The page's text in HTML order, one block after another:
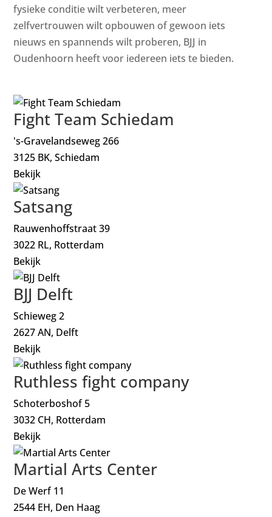
fysieke conditie wilt verbeteren, meer
zelfvertrouwen wilt opbouwen of gewoon iets
nieuws en spannends wilt proberen, BJJ in
Oudenhoorn heeft voor iedereen iets te bieden.
Fight Team Schiedam
's-Gravelandseweg 266
3125 BK, Schiedam
Bekijk
Satsang
Rauwenhoffstraat 39
3022 RL, Rotterdam
Bekijk
BJJ Delft
Schieweg 2
2627 AN, Delft
Bekijk
Ruthless fight company
Schoterboshof 5
3032 CH, Rotterdam
Bekijk
Martial Arts Center
De Werf 11
2544 EH, Den Haag